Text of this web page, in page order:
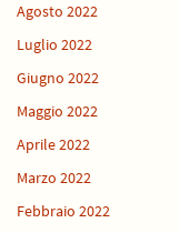
Agosto 2022
Luglio 2022
Giugno 2022
Maggio 2022
Aprile 2022
Marzo 2022
Febbraio 2022